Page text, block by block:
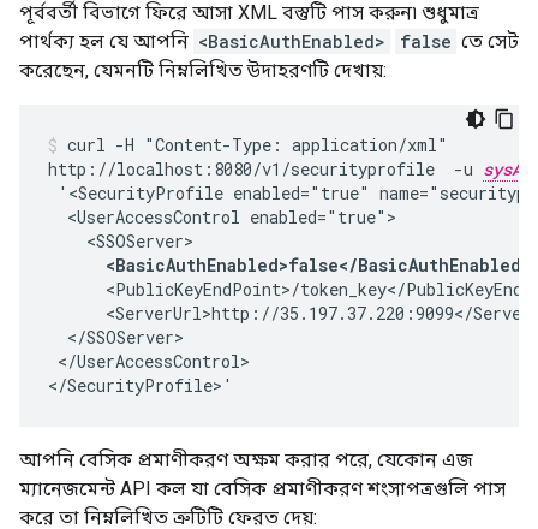
পূর্ববর্তী বিভাগে ফিরে আসা XML বস্তুটি পাস করুন৷ শুধুমাত্র
পার্থক্য হল যে আপনি <BasicAuthEnabled> false তে সেট
করেছেন, যেমনটি নিম্নলিখিত উদাহরণটি দেখায়:
curl -H "Content-Type: application/xml"
http://localhost:8080/v1/securityprofile  -u
'<SecurityProfile enabled="true"
  <UserAccessControl enabled="true">
    <SSOServer>
<BasicAuthEnabled>false</BasicAuthEnabled>
<PublicKeyEndPoint>/token_key</
<ServerUrl>http://35.197.37.220:9099</
  </SSOServer>
</UserAccessControl>
</SecurityProfile>'
আপনি বেসিক প্রমাণীকরণ অক্ষম করার পরে, যেকোন এজ
ম্যানেজমেন্ট API কল যা বেসিক প্রমাণীকরণ শংসাপত্রগুলি পাস
করে তা নিম্নলিখিত ত্রুটিটি ফেরত দেয়: